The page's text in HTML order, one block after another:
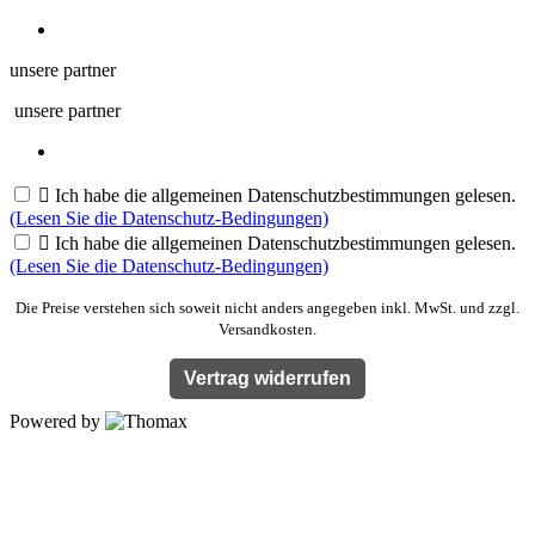
unsere partner
unsere partner
 Ich habe die allgemeinen Datenschutzbestimmungen gelesen.
(Lesen Sie die Datenschutz-Bedingungen)
 Ich habe die allgemeinen Datenschutzbestimmungen gelesen.
(Lesen Sie die Datenschutz-Bedingungen)
Die Preise verstehen sich soweit nicht anders angegeben inkl. MwSt. und zzgl.
Versandkosten.
Vertrag widerrufen
Powered by